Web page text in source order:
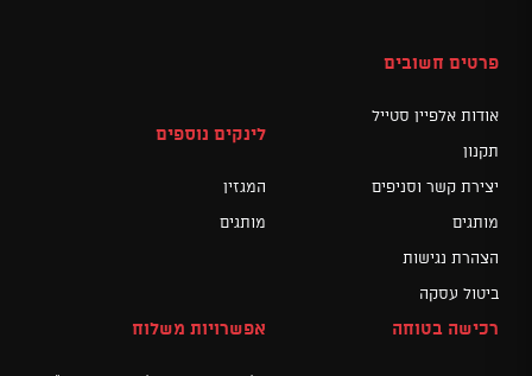
פרטים חשובים
אודות אלפיין סטייל
תקנון
יצירת קשר וסניפים
מותגים
הצהרת נגישות
ביטול עסקה
לינקים נוספים
המגזין
מותגים
רכישה בטוחה אפשרויות משלוח